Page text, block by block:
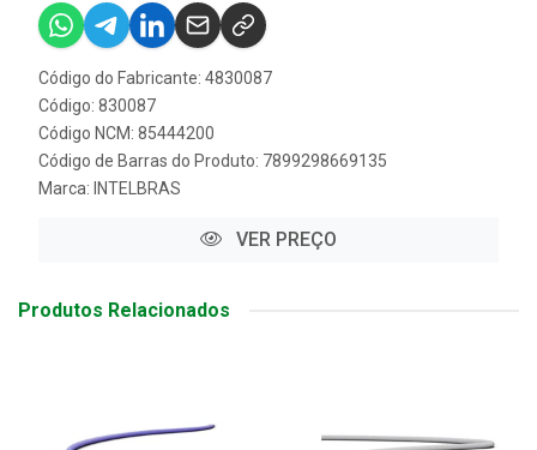
Código do Fabricante: 4830087
Código: 830087
Código NCM: 85444200
Código de Barras do Produto: 7899298669135
Marca: INTELBRAS
VER PREÇO
Produtos Relacionados